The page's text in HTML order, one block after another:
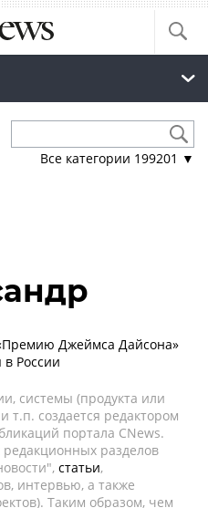
Все категории 199201 ▼
Джеймса Дайсона»
в России
системы (продукта или
т.п. создается редактором
портала CNews.
разделов
статьи,
интервью, а также
Таким образом, чем